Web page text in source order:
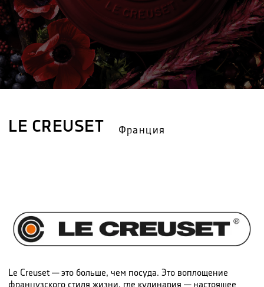
LE CREUSET Франция
Le Creuset — это больше, чем посуда. Это воплощение
французского стиля жизни, где кулинария — настоящее